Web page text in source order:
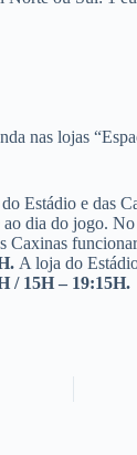
nas lojas
Estádio e das
ao dia do jogo.
Caxinas
A loja do
/ 15H – 19:15H.